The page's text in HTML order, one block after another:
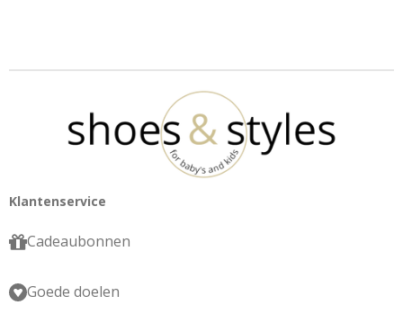
Klantenservice
Cadeaubonnen
Goede doelen